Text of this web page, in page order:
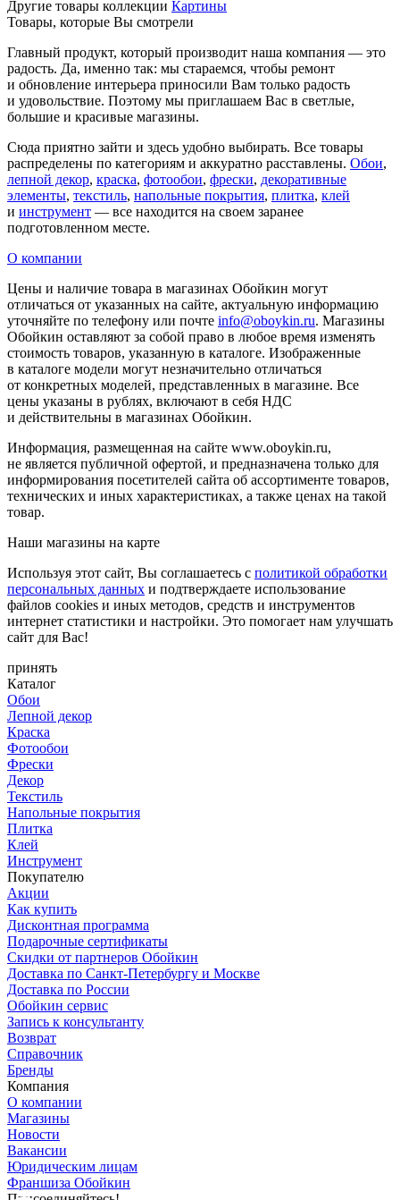
Другие товары коллекции Картины
Товары, которые Вы смотрели
Главный продукт, который производит наша компания — это
радость. Да, именно так: мы стараемся, чтобы ремонт
и обновление интерьера приносили Вам только радость
и удовольствие. Поэтому мы приглашаем Вас в светлые,
большие и красивые магазины.
Сюда приятно зайти и здесь удобно выбирать. Все товары
распределены по категориям и аккуратно расставлены. Обои,
лепной декор, краска, фотообои, фрески, декоративные
элементы, текстиль, напольные покрытия, плитка, клей
и инструмент — все находится на своем заранее
подготовленном месте.
О компании
Цены и наличие товара в магазинах Обойкин могут
отличаться от указанных на сайте, актуальную информацию
уточняйте по телефону или почте info@oboykin.ru. Магазины
Обойкин оставляют за собой право в любое время изменять
стоимость товаров, указанную в каталоге. Изображенные
в каталоге модели могут незначительно отличаться
от конкретных моделей, представленных в магазине. Все
цены указаны в рублях, включают в себя НДС
и действительны в магазинах Обойкин.
Информация, размещенная на сайте www.oboykin.ru,
не является публичной офертой, и предназначена только для
информирования посетителей сайта об ассортименте товаров,
технических и иных характеристиках, а также ценах на такой
товар.
Наши магазины на карте
Используя этот сайт, Вы соглашаетесь с политикой обработки
персональных данных и подтверждаете использование
файлов cookies и иных методов, средств и инструментов
интернет статистики и настройки. Это помогает нам улучшать
сайт для Вас!
принять
Каталог
Обои
Лепной декор
Краска
Фотообои
Фрески
Декор
Текстиль
Напольные покрытия
Плитка
Клей
Инструмент
Покупателю
Акции
Как купить
Дисконтная программа
Подарочные сертификаты
Скидки от партнеров Обойкин
Доставка по Санкт-Петербургу и Москве
Доставка по России
Обойкин сервис
Запись к консультанту
Возврат
Справочник
Бренды
Компания
О компании
Магазины
Новости
Вакансии
Юридическим лицам
Франшиза Обойкин